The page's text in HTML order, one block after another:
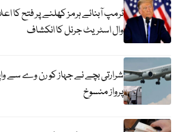
ٹرمپ آبنائے ہرمز کھلنے پر فتح کا
وال اسٹریٹ جرنل کا انکشاف
شرارتی بچے نے جہاز کو رن وے سے
پرواز منسوخ